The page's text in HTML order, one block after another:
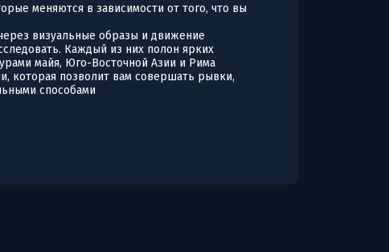
меняются в зависимости от того, что вы
визуальные образы и движение
Каждый из них полон ярких
майя, Юго-Восточной Азии и Рима
которая позволит вам совершать рывки,
способами